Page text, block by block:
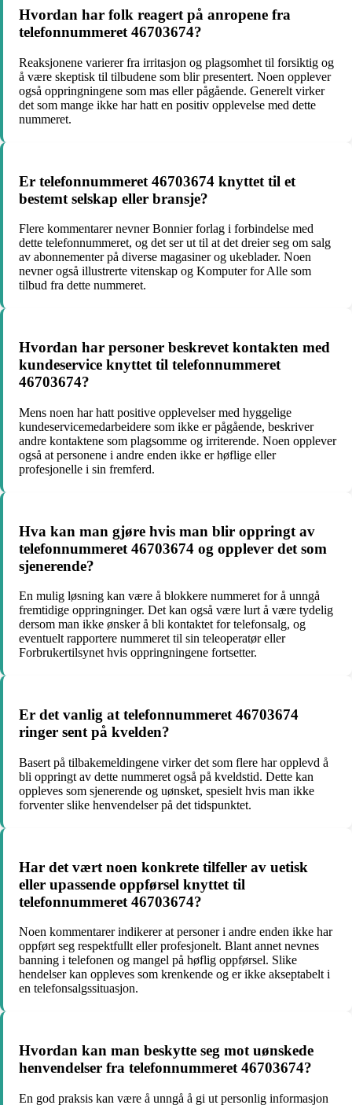
Hvordan har folk reagert på anropene fra
telefonnummeret 46703674?
Reaksjonene varierer fra irritasjon og plagsomhet til forsiktig og
å være skeptisk til tilbudene som blir presentert. Noen opplever
også oppringningene som mas eller pågående. Generelt virker
det som mange ikke har hatt en positiv opplevelse med dette
nummeret.
Er telefonnummeret 46703674 knyttet til et
bestemt selskap eller bransje?
Flere kommentarer nevner Bonnier forlag i forbindelse med
dette telefonnummeret, og det ser ut til at det dreier seg om salg
av abonnementer på diverse magasiner og ukeblader. Noen
nevner også illustrerte vitenskap og Komputer for Alle som
tilbud fra dette nummeret.
Hvordan har personer beskrevet kontakten med
kundeservice knyttet til telefonnummeret
46703674?
Mens noen har hatt positive opplevelser med hyggelige
kundeservicemedarbeidere som ikke er pågående, beskriver
andre kontaktene som plagsomme og irriterende. Noen opplever
også at personene i andre enden ikke er høflige eller
profesjonelle i sin fremferd.
Hva kan man gjøre hvis man blir oppringt av
telefonnummeret 46703674 og opplever det som
sjenerende?
En mulig løsning kan være å blokkere nummeret for å unngå
fremtidige oppringninger. Det kan også være lurt å være tydelig
dersom man ikke ønsker å bli kontaktet for telefonsalg, og
eventuelt rapportere nummeret til sin teleoperatør eller
Forbrukertilsynet hvis oppringningene fortsetter.
Er det vanlig at telefonnummeret 46703674
ringer sent på kvelden?
Basert på tilbakemeldingene virker det som flere har opplevd å
bli oppringt av dette nummeret også på kveldstid. Dette kan
oppleves som sjenerende og uønsket, spesielt hvis man ikke
forventer slike henvendelser på det tidspunktet.
Har det vært noen konkrete tilfeller av uetisk
eller upassende oppførsel knyttet til
telefonnummeret 46703674?
Noen kommentarer indikerer at personer i andre enden ikke har
oppført seg respektfullt eller profesjonelt. Blant annet nevnes
banning i telefonen og mangel på høflig oppførsel. Slike
hendelser kan oppleves som krenkende og er ikke akseptabelt i
en telefonsalgssituasjon.
Hvordan kan man beskytte seg mot uønskede
henvendelser fra telefonnummeret 46703674?
En god praksis kan være å unngå å gi ut personlig informasjon